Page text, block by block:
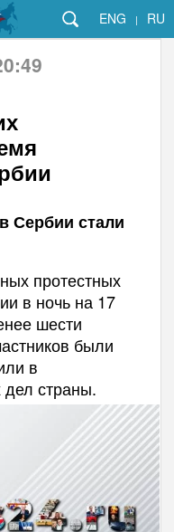
ENG | RU
Сербии стали
протестных
в ночь на 17
шести
были
в
дел страны.